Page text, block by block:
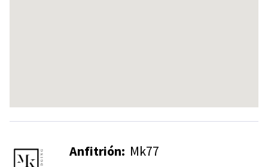
Anfitrión: Mk77